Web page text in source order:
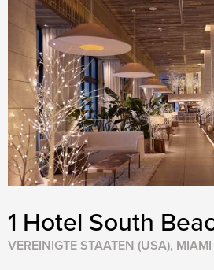
1 Hotel South
VEREINIGTE STAATEN (USA),